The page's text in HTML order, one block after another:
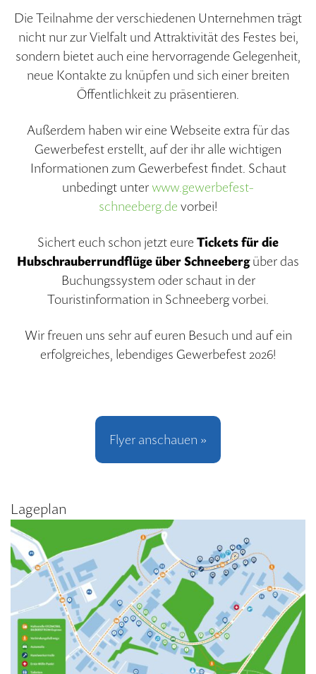
Die Teilnahme der verschiedenen Unternehmen trägt
nicht nur zur Vielfalt und Attraktivität des Festes bei,
sondern bietet auch eine hervorragende Gelegenheit,
neue Kontakte zu knüpfen und sich einer breiten
Öffentlichkeit zu präsentieren.
Außerdem haben wir eine Webseite extra für das
Gewerbefest erstellt, auf der ihr alle wichtigen
Informationen zum Gewerbefest findet. Schaut
unbedingt unter www.gewerbefest-
schneeberg.de vorbei!
Sichert euch schon jetzt eure Tickets für die
Hubschrauberrundflüge über Schneebergüber das
Buchungssystem oder schaut in der
Touristinformation in Schneeberg vorbei.
Wir freuen uns sehr auf euren Besuch und auf ein
erfolgreiches, lebendiges Gewerbefest 2026!
Flyer anschauen »
Lageplan